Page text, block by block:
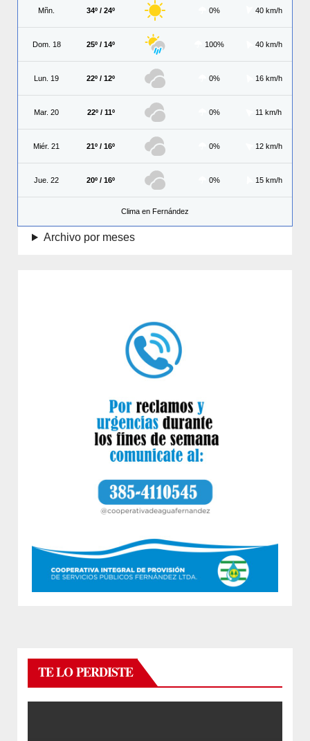
Mñn. 34º / 24º 0% 40 km/h
Dom. 18 25º / 14º 100% 40 km/h
Lun. 19 22º / 12º 0% 16 km/h
Mar. 20 22º / 11º 0% 11 km/h
Miér. 21 21º / 16º 0% 12 km/h
Jue. 22 20º / 16º 0% 15 km/h
Clima en Fernández
Archivo por meses
TE LO PERDISTE